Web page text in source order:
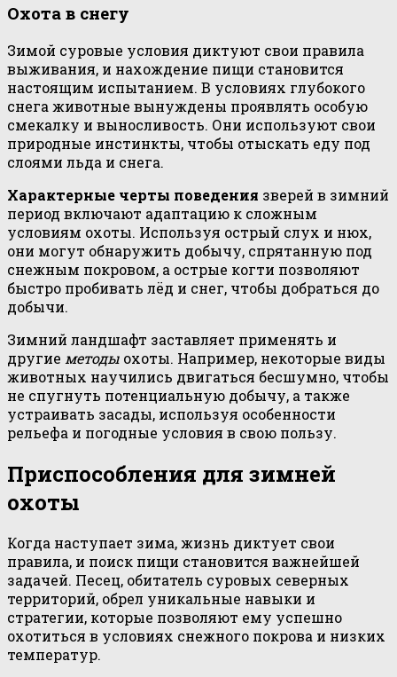
Охота в снегу
Зимой суровые условия диктуют свои правила
выживания, и нахождение пищи становится
настоящим испытанием. В условиях глубокого
снега животные вынуждены проявлять особую
смекалку и выносливость. Они используют свои
природные инстинкты, чтобы отыскать еду под
слоями льда и снега.
Характерные черты поведения зверей в зимний
период включают адаптацию к сложным
условиям охоты. Используя острый слух и нюх,
они могут обнаружить добычу, спрятанную под
снежным покровом, а острые когти позволяют
быстро пробивать лёд и снег, чтобы добраться до
добычи.
Зимний ландшафт заставляет применять и
другие методы охоты. Например, некоторые виды
животных научились двигаться бесшумно, чтобы
не спугнуть потенциальную добычу, а также
устраивать засады, используя особенности
рельефа и погодные условия в свою пользу.
Приспособления для зимней
охоты
Когда наступает зима, жизнь диктует свои
правила, и поиск пищи становится важнейшей
задачей. Песец, обитатель суровых северных
территорий, обрел уникальные навыки и
стратегии, которые позволяют ему успешно
охотиться в условиях снежного покрова и низких
температур.